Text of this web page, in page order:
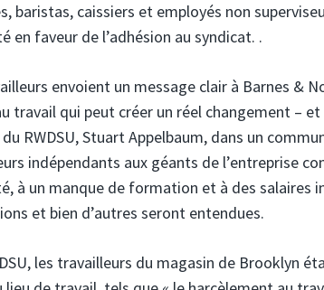
baristas, caissiers et employés non
en faveur de l’adhésion au syndicat. .
envoient un message clair à Barnes &
travail qui peut créer un réel changement –
RWDSU, Stuart Appelbaum, dans un
indépendants aux géants de l’entreprise
à un manque de formation et à des salaires
et bien d’autres seront entendues.
les travailleurs du magasin de Brooklyn